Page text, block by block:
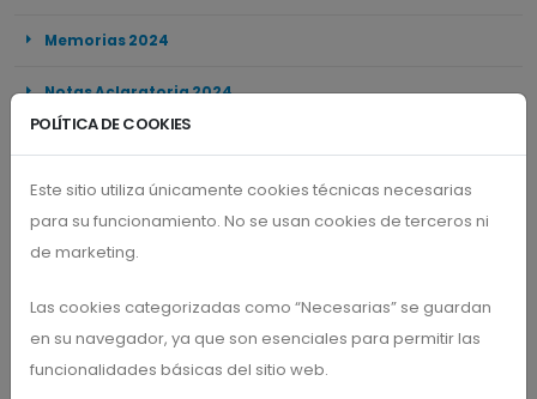
Memorias 2024
Notas Aclaratoria 2024
Certificación de Cumplimiento RTE 2024
Formulario DIAN RTE
Visitas
POLÍTICA DE COOKIES
Este sitio utiliza únicamente cookies técnicas necesarias
para su funcionamiento. No se usan cookies de terceros ni
de marketing.
Las cookies categorizadas como “Necesarias” se guardan
en su navegador, ya que son esenciales para permitir las
funcionalidades básicas del sitio web.